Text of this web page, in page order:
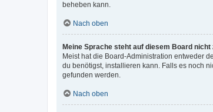
beheben kann.
Nach oben
Meine Sprache steht auf diesem Board nicht
Meist hat die Board-Administration entweder
du benötigst, installieren kann. Falls es noch
gefunden werden.
Nach oben